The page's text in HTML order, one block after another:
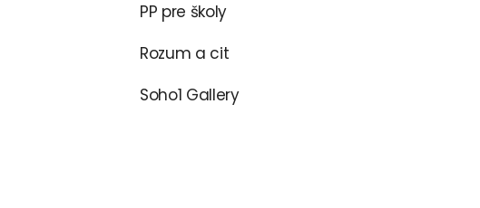
PP pre školy
Rozum a cit
Soho1 Gallery